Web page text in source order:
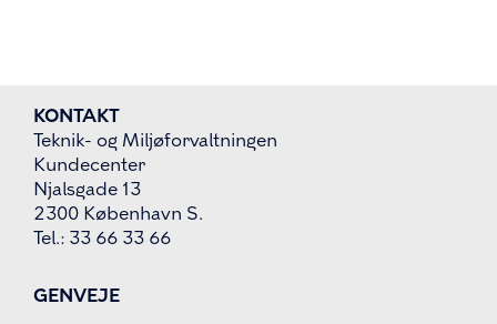
KONTAKT
Teknik- og Miljøforvaltningen
Kundecenter
Njalsgade 13
2300 København S.
Tel.: 33 66 33 66
GENVEJE